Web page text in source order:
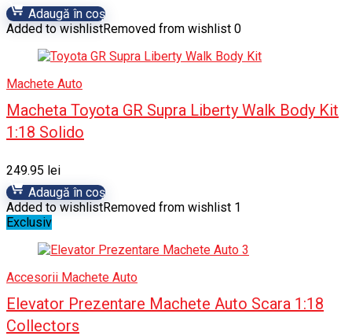
Adaugă în coș
Added to wishlistRemoved from wishlist 0
Machete Auto
Macheta Toyota GR Supra Liberty Walk Body Kit
1:18 Solido
249.95 lei
Adaugă în coș
Added to wishlistRemoved from wishlist 1
Exclusiv
Accesorii Machete Auto
Elevator Prezentare Machete Auto Scara 1:18
Collectors